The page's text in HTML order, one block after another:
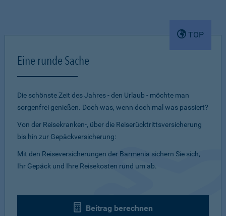
TOP
Eine runde Sache
Die schönste Zeit des Jahres - den Urlaub - möchte man
sorgenfrei genießen. Doch was, wenn doch mal was passiert?
Von der Reisekranken-, über die Reiserücktrittsversicherung
bis hin zur Gepäckversicherung:
Mit den Reiseversicherungen der Barmenia sichern Sie sich,
Ihr Gepäck und Ihre Reisekosten rund um ab.
Beitrag berechnen